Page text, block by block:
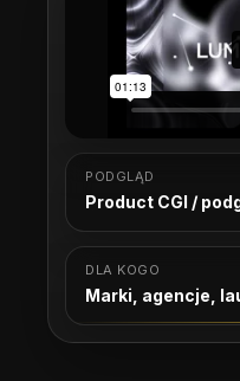
PODGLĄD
Product CGI /
DLA KOGO
Marki, agencje,